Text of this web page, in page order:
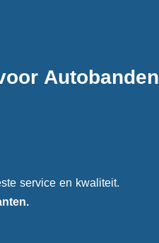
Autobanden
service en kwaliteit.